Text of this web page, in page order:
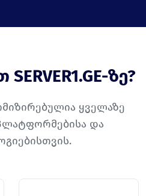
ზე?
ყველაზე
და